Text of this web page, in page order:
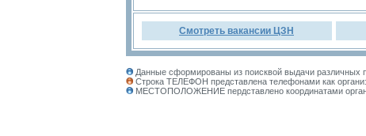
Смотреть вакансии ЦЗН
Данные сформированы из поисквой выдачи различных
Строка ТЕЛЕФОН представлена телефонами как
МЕСТОПОЛОЖЕНИЕ пердставлено координатами